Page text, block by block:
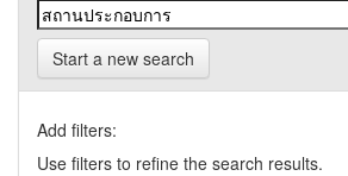
Start a new search
Add filters:
Use filters to refine the search results.